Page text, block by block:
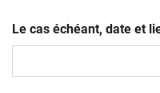
Le cas échéant, date et